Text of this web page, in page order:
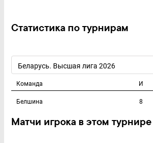
Статистика по турнирам
Беларусь. Высшая лига 2026
Команда И
Белшина 8
Матчи игрока в этом турнире